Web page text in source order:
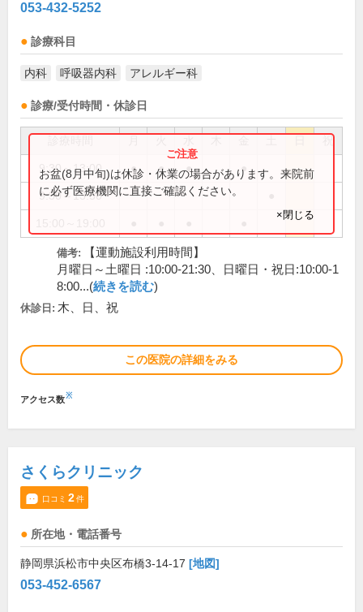
053-432-5252
診療科目
内科 呼吸器内科 アレルギー科
診療/受付時間・休診日
祝
9:30～13:00 ● ● ● ●
9:30～13:30
お盆(8月中旬)は休診・休業の場合があります。来院前
に必ず医療機関に直接ご確認ください。
×閉じる
備考:
【運動施設利用時間】
月曜日～土曜日 :10:00-21:30、日曜日・祝日:10:00-1
8:00...(続きを読む)
休診日: 木、日、祝
この医院の詳細をみる
アクセス数※
さくらクリニック
口コミ 2件
所在地・電話番号
静岡県浜松市中央区布橋3-14-17 [地図]
053-452-6567